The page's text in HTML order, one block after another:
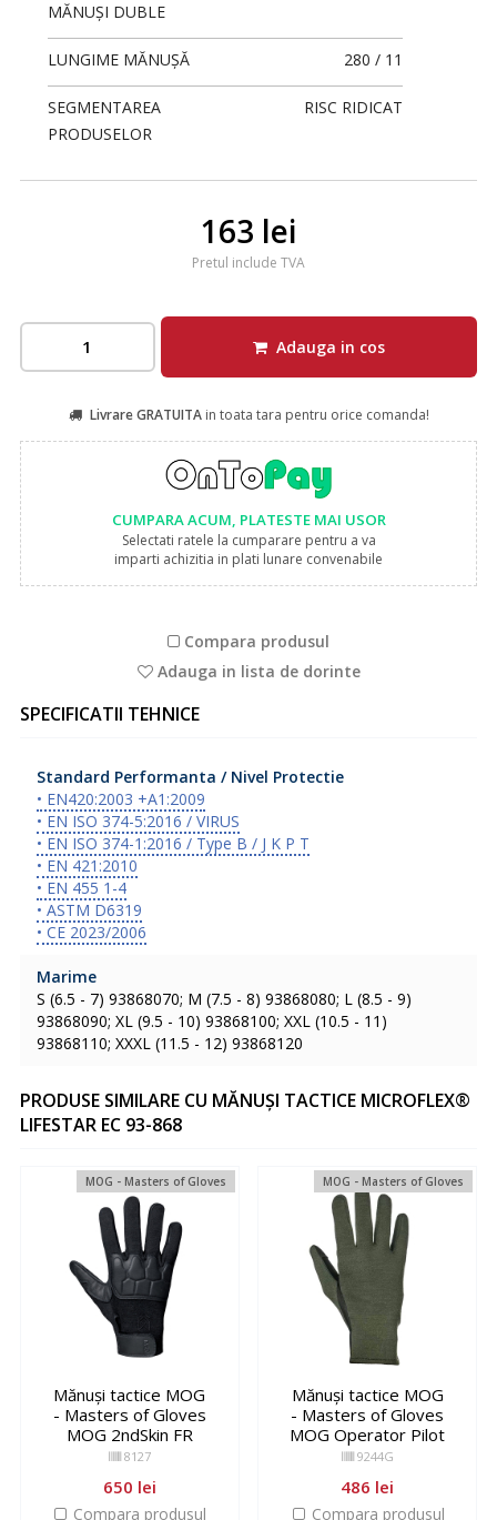
MĂNUȘI DUBLE
LUNGIME MĂNUȘĂ 280 / 11
SEGMENTAREA
PRODUSELOR
RISC RIDICAT
163 lei
Pretul include TVA
Adauga in cos
Livrare GRATUITAin toata tara pentru orice comanda!
CUMPARA ACUM, PLATESTE MAI USOR
Selectati ratele la cumparare pentru a va
imparti achizitia in plati lunare convenabile
Compara produsul
Adauga in lista de dorinte
SPECIFICATII TEHNICE
Standard Performanta / Nivel Protectie
• EN420:2003 +A1:2009
• EN ISO 374-5:2016 / VIRUS
• EN ISO 374-1:2016 / Type B / J K P T
• EN 421:2010
• EN 455 1-4
• ASTM D6319
• CE 2023/2006
Marime
S (6.5 - 7) 93868070; M (7.5 - 8) 93868080; L (8.5 - 9)
93868090; XL (9.5 - 10) 93868100; XXL (10.5 - 11)
93868110; XXXL (11.5 - 12) 93868120
PRODUSE SIMILARE CU MĂNUȘI TACTICE MICROFLEX®
LIFESTAR EC 93-868
MOG - Masters of Gloves
Mănuși tactice MOG
- Masters of Gloves
MOG 2ndSkin FR
8127
650 lei
Compara produsul
MOG - Masters of Gloves
Mănuși tactice MOG
- Masters of Gloves
MOG Operator Pilot
9244G
486 lei
Compara produsul